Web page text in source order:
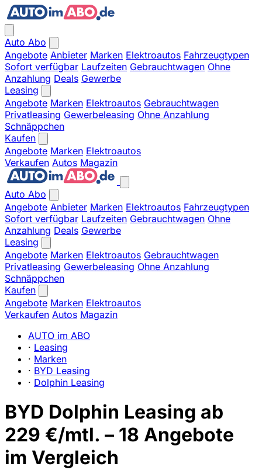
Auto Abo
Angebote Anbieter Marken Elektroautos Fahrzeugtypen
Sofort verfügbar Laufzeiten Gebrauchtwagen Ohne
Anzahlung Deals Gewerbe
Leasing
Angebote Marken Elektroautos Gebrauchtwagen
Privatleasing Gewerbeleasing Ohne Anzahlung
Schnäppchen
Kaufen
Angebote Marken Elektroautos
Verkaufen Autos Magazin
Auto Abo
Angebote Anbieter Marken Elektroautos Fahrzeugtypen
Sofort verfügbar Laufzeiten Gebrauchtwagen Ohne
Anzahlung Deals Gewerbe
Leasing
Angebote Marken Elektroautos Gebrauchtwagen
Privatleasing Gewerbeleasing Ohne Anzahlung
Schnäppchen
Kaufen
Angebote Marken Elektroautos
Verkaufen Autos Magazin
AUTO im ABO
· Leasing
· Marken
· BYD Leasing
· Dolphin Leasing
BYD Dolphin Leasing ab
229 €/mtl. – 18 Angebote
im Vergleich